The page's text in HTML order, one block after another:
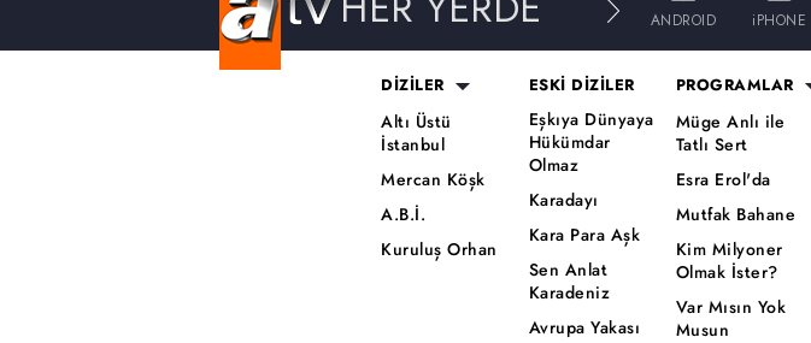
ANDROID iPHONE
DİZİLER
Altı Üstü
İstanbul
Mercan Köşk
A.B.İ.
Kuruluş Orhan
ESKİ DİZİLER
Eşkıya Dünyaya
Hükümdar
Olmaz
Karadayı
Kara Para Aşk
Sen Anlat
Karadeniz
Avrupa Yakası
PROGRAMLAR
Müge Anlı ile
Tatlı Sert
Esra Erol'da
Mutfak Bahane
Kim Milyoner
Olmak İster?
Var Mısın Yok
Musun